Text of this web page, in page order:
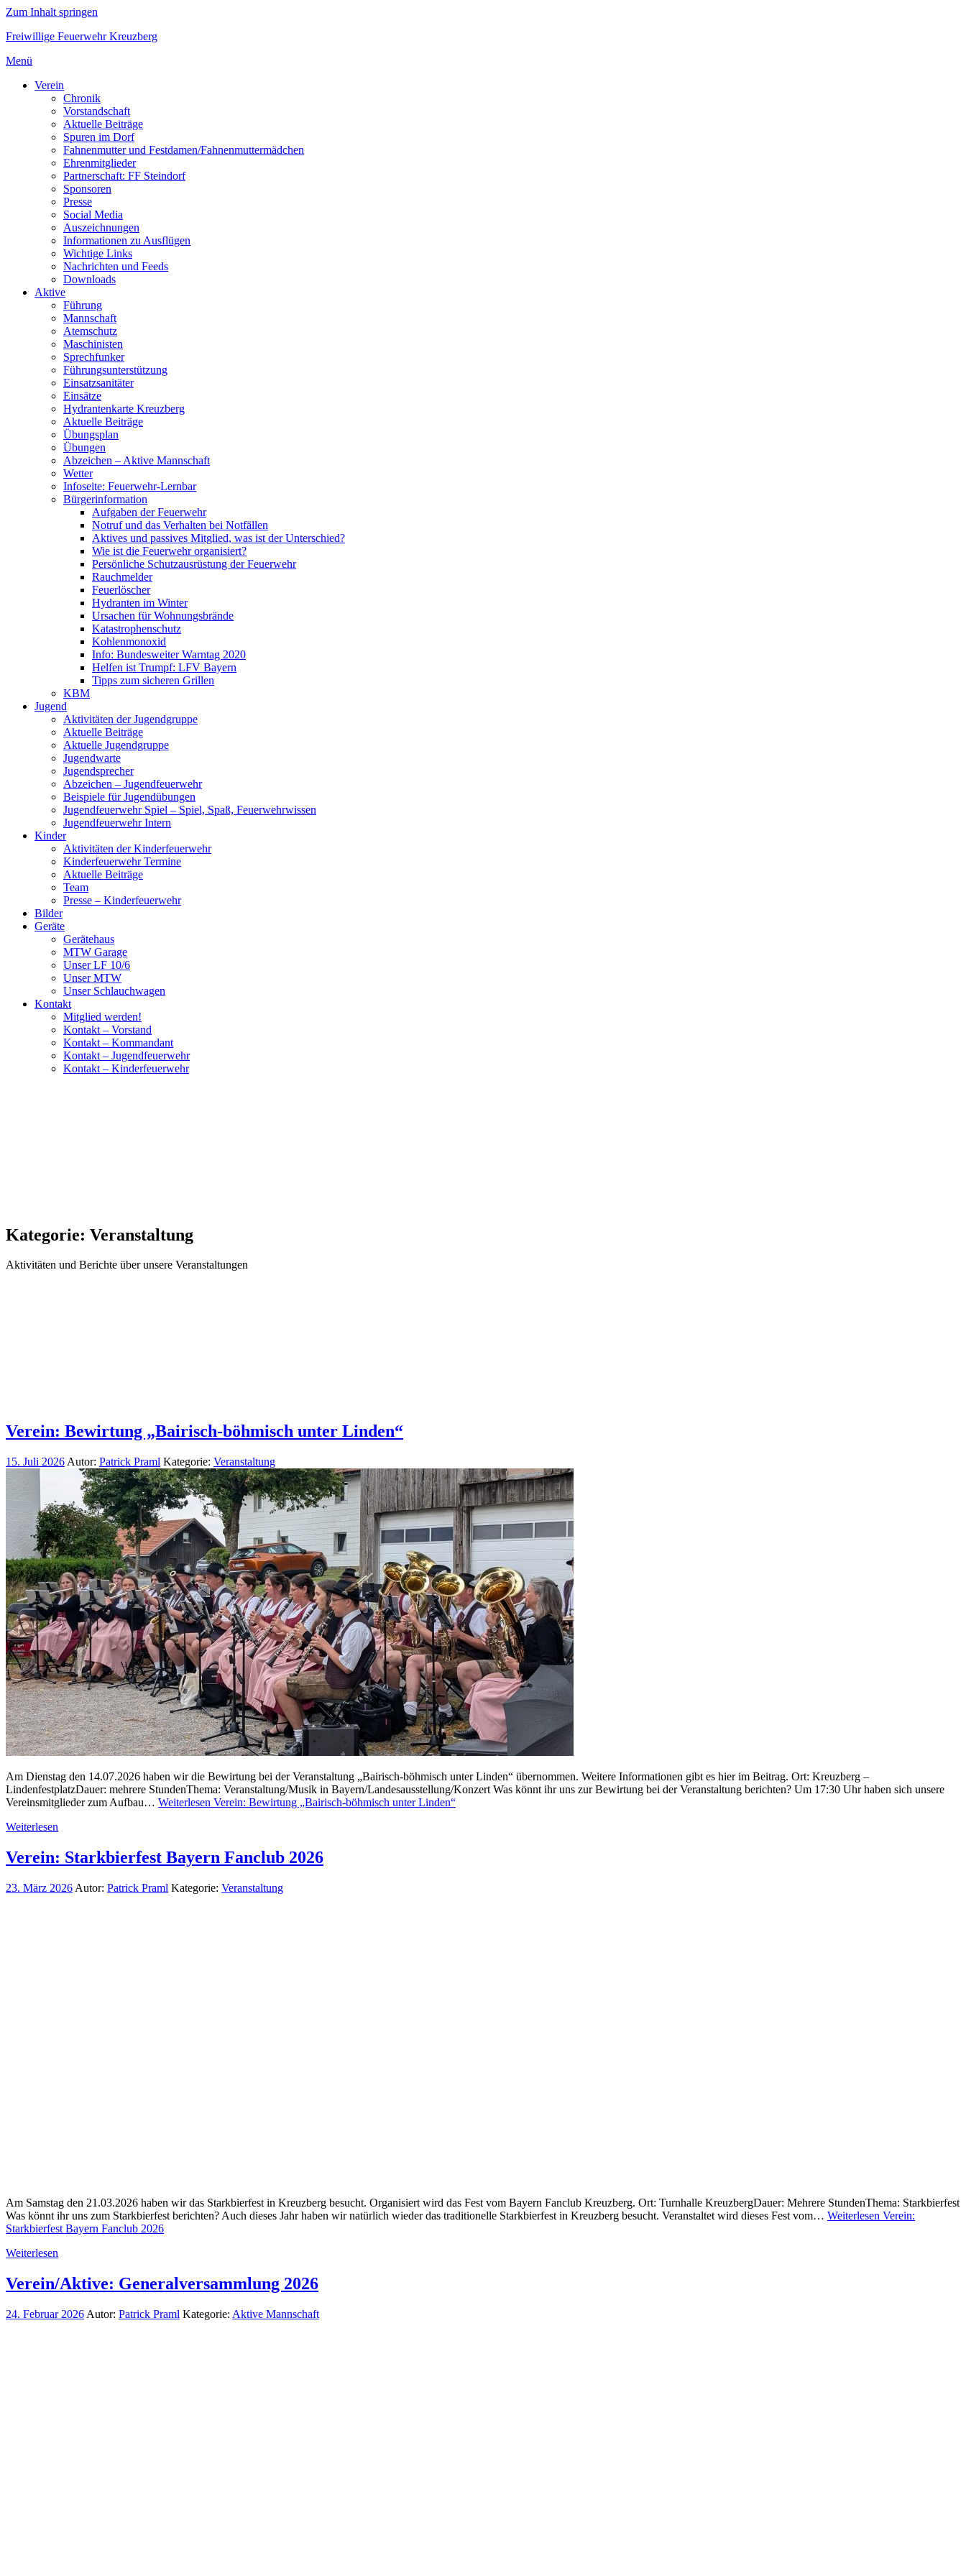
Zum Inhalt springen
Freiwillige Feuerwehr Kreuzberg
Menü
Verein
Chronik
Vorstandschaft
Aktuelle Beiträge
Spuren im Dorf
Fahnenmutter und Festdamen/Fahnenmuttermädchen
Ehrenmitglieder
Partnerschaft: FF Steindorf
Sponsoren
Presse
Social Media
Auszeichnungen
Informationen zu Ausflügen
Wichtige Links
Nachrichten und Feeds
Downloads
Aktive
Führung
Mannschaft
Atemschutz
Maschinisten
Sprechfunker
Führungsunterstützung
Einsatzsanitäter
Einsätze
Hydrantenkarte Kreuzberg
Aktuelle Beiträge
Übungsplan
Übungen
Abzeichen – Aktive Mannschaft
Wetter
Infoseite: Feuerwehr-Lernbar
Bürgerinformation
Aufgaben der Feuerwehr
Notruf und das Verhalten bei Notfällen
Aktives und passives Mitglied, was ist der Unterschied?
Wie ist die Feuerwehr organisiert?
Persönliche Schutzausrüstung der Feuerwehr
Rauchmelder
Feuerlöscher
Hydranten im Winter
Ursachen für Wohnungsbrände
Katastrophenschutz
Kohlenmonoxid
Info: Bundesweiter Warntag 2020
Helfen ist Trumpf: LFV Bayern
Tipps zum sicheren Grillen
KBM
Jugend
Aktivitäten der Jugendgruppe
Aktuelle Beiträge
Aktuelle Jugendgruppe
Jugendwarte
Jugendsprecher
Abzeichen – Jugendfeuerwehr
Beispiele für Jugendübungen
Jugendfeuerwehr Spiel – Spiel, Spaß, Feuerwehrwissen
Jugendfeuerwehr Intern
Kinder
Aktivitäten der Kinderfeuerwehr
Kinderfeuerwehr Termine
Aktuelle Beiträge
Team
Presse – Kinderfeuerwehr
Bilder
Geräte
Gerätehaus
MTW Garage
Unser LF 10/6
Unser MTW
Unser Schlauchwagen
Kontakt
Mitglied werden!
Kontakt – Vorstand
Kontakt – Kommandant
Kontakt – Jugendfeuerwehr
Kontakt – Kinderfeuerwehr
Kategorie: Veranstaltung
Aktivitäten und Berichte über unsere Veranstaltungen
Verein: Bewirtung „Bairisch-böhmisch unter Linden“
15. Juli 2026 Autor: Patrick Praml Kategorie: Veranstaltung
Am Dienstag den 14.07.2026 haben wir die Bewirtung bei der Veranstaltung „Bairisch-böhmisch unter Linden“ übernommen. Weitere Informationen gibt es hier im Beitrag. Ort: Kreuzberg –
LindenfestplatzDauer: mehrere StundenThema: Veranstaltung/Musik in Bayern/Landesausstellung/Konzert Was könnt ihr uns zur Bewirtung bei der Veranstaltung berichten? Um 17:30 Uhr haben sich unsere
Vereinsmitglieder zum Aufbau… Weiterlesen Verein: Bewirtung „Bairisch-böhmisch unter Linden“
Weiterlesen
Verein: Starkbierfest Bayern Fanclub 2026
23. März 2026 Autor: Patrick Praml Kategorie: Veranstaltung
Am Samstag den 21.03.2026 haben wir das Starkbierfest in Kreuzberg besucht. Organisiert wird das Fest vom Bayern Fanclub Kreuzberg. Ort: Turnhalle KreuzbergDauer: Mehrere StundenThema: Starkbierfest
Was könnt ihr uns zum Starkbierfest berichten? Auch dieses Jahr haben wir natürlich wieder das traditionelle Starkbierfest in Kreuzberg besucht. Veranstaltet wird dieses Fest vom… Weiterlesen Verein:
Starkbierfest Bayern Fanclub 2026
Weiterlesen
Verein/Aktive: Generalversammlung 2026
24. Februar 2026 Autor: Patrick Praml Kategorie: Aktive Mannschaft